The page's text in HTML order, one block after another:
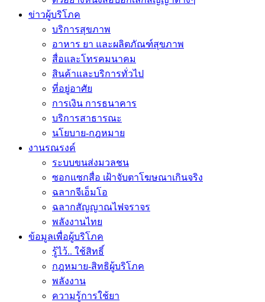
ข่าวผู้บริโภค
บริการสุขภาพ
อาหาร ยา และผลิตภัณฑ์สุขภาพ
สื่อและโทรคมนาคม
สินค้าและบริการทั่วไป
ที่อยู่อาศัย
การเงิน การธนาคาร
บริการสาธารณะ
นโยบาย-กฎหมาย
งานรณรงค์
ระบบขนส่งมวลชน
ซอกแซกสื่อ เฝ้าจับตาโฆษณาเกินจริง
ฉลากจีเอ็มโอ
ฉลากสัญญาณไฟจราจร
พลังงานไทย
ข้อมูลเพื่อผู้บริโภค
รู้ไว้.. ใช้สิทธิ์
กฎหมาย-สิทธิผู้บริโภค
พลังงาน
ความรู้การใช้ยา